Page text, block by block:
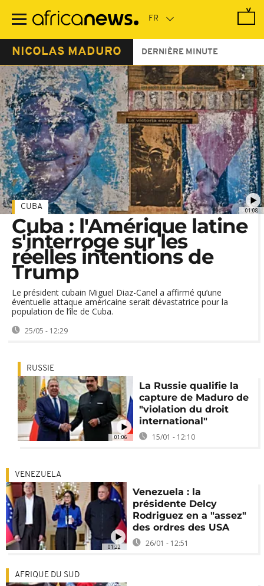
contenu
NICOLAS MADURO DERNIÈRE MINUTE
01:08
CUBA
Cuba : l'Amérique latine
s'interroge sur les
réelles intentions de
Trump
Le président cubain Miguel Diaz-Canel a affirmé qu’une
éventuelle attaque américaine serait dévastatrice pour la
population de l’île de Cuba.
25/05 - 12:29
01:06
RUSSIE
La Russie qualifie la
capture de Maduro de
"violation du droit
international"
15/01 - 12:10
01:22
VENEZUELA
Venezuela : la
présidente Delcy
Rodriguez en a "assez"
des ordres des USA
26/01 - 12:51
AFRIQUE DU SUD